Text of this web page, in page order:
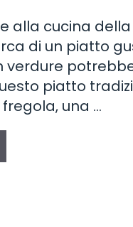
alla cucina
di un piatto
verdure
piatto
una …